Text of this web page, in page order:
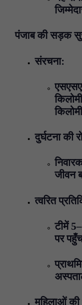
पंजाब की सड़क
संरचना:
दुर्घटना की
जीवन
त्वरित
टीमें
पर
महिलाओं की